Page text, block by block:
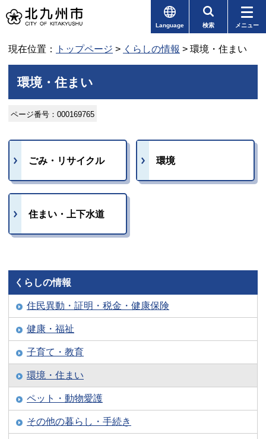
Language 検索 メニュー
現在位置： トップページ > くらしの情報 > 環境・住まい
環境・住まい
ページ番号：000169765
ごみ・リサイクル 環境
住まい・上下水道
くらしの情報
住民異動・証明・税金・健康保険
健康・福祉
子育て・教育
環境・住まい
ペット・動物愛護
その他の暮らし・手続き